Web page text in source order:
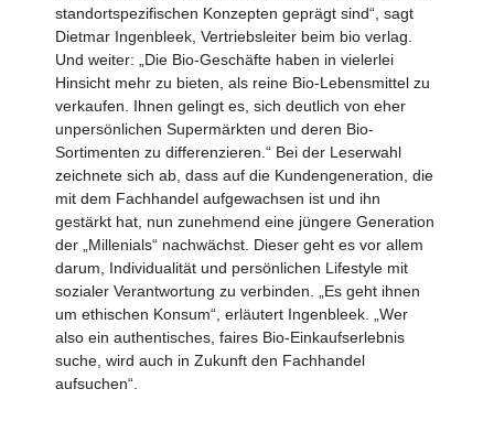
standortspezifischen Konzepten geprägt sind“, sagt
Dietmar Ingenbleek, Vertriebsleiter beim bio verlag.
Und weiter: „Die Bio-Geschäfte haben in vielerlei
Hinsicht mehr zu bieten, als reine Bio-Lebensmittel zu
verkaufen. Ihnen gelingt es, sich deutlich von eher
unpersönlichen Supermärkten und deren Bio-
Sortimenten zu differenzieren.“ Bei der Leserwahl
zeichnete sich ab, dass auf die Kundengeneration, die
mit dem Fachhandel aufgewachsen ist und ihn
gestärkt hat, nun zunehmend eine jüngere Generation
der „Millenials“ nachwächst. Dieser geht es vor allem
darum, Individualität und persönlichen Lifestyle mit
sozialer Verantwortung zu verbinden. „Es geht ihnen
um ethischen Konsum“, erläutert Ingenbleek. „Wer
also ein authentisches, faires Bio-Einkaufserlebnis
suche, wird auch in Zukunft den Fachhandel
aufsuchen“.